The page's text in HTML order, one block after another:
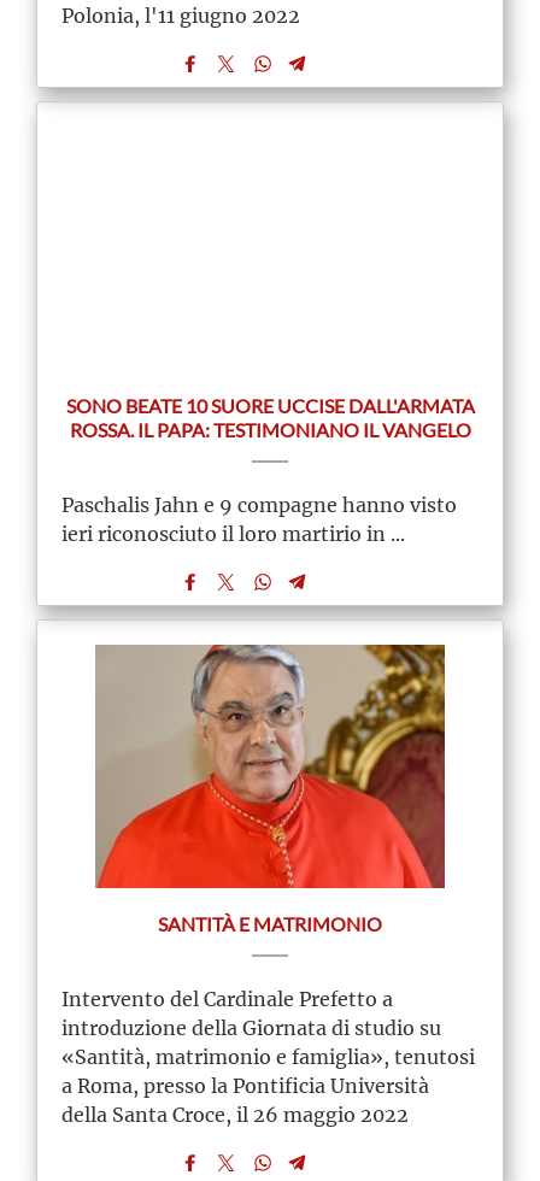
Polonia, l'11 giugno 2022
SONO BEATE 10 SUORE UCCISE DALL'ARMATA
ROSSA. IL PAPA: TESTIMONIANO IL VANGELO
Paschalis Jahn e 9 compagne hanno visto
ieri riconosciuto il loro martirio in ...
SANTITÀ E MATRIMONIO
Intervento del Cardinale Prefetto a
introduzione della Giornata di studio su
«Santità, matrimonio e famiglia», tenutosi
a Roma, presso la Pontificia Università
della Santa Croce, il 26 maggio 2022